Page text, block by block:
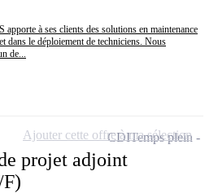
à ses clients des solutions en maintenance
dans le déploiement de techniciens. Nous
de...
projet adjoint
CDITemps plein
Ajouter cette offre à ma sélection